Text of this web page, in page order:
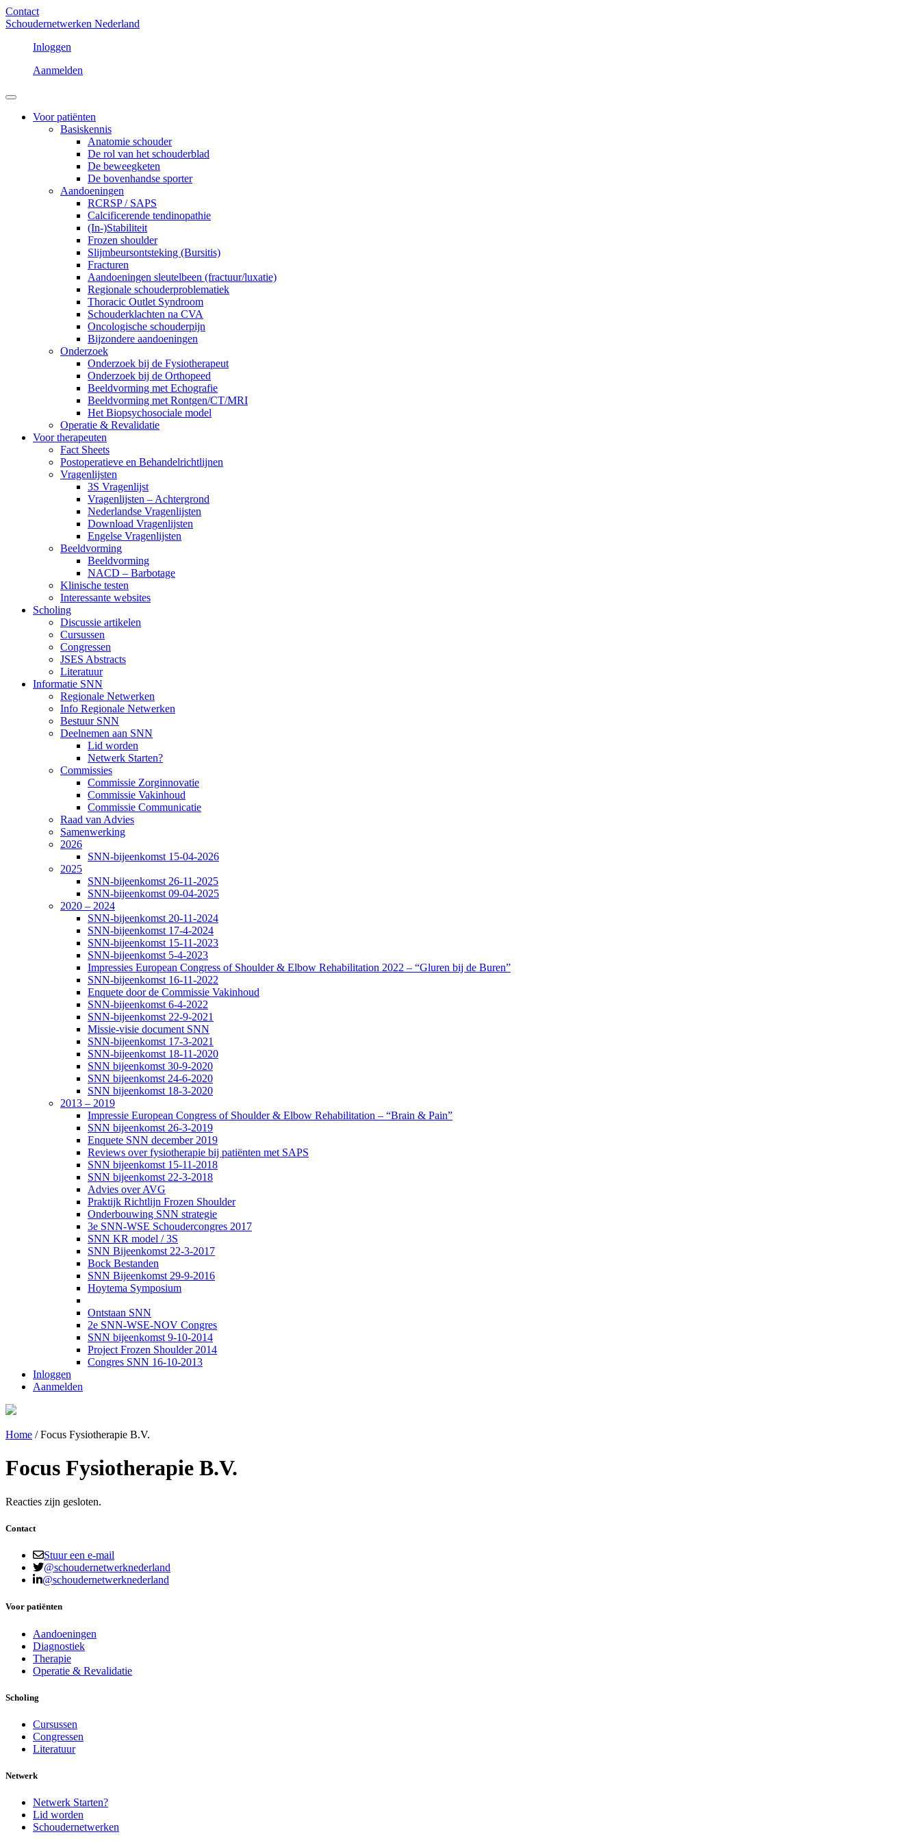
Contact
Schoudernetwerken Nederland
Inloggen
Aanmelden
Voor patiënten
Basiskennis
Anatomie schouder
De rol van het schouderblad
De beweegketen
De bovenhandse sporter
Aandoeningen
RCRSP / SAPS
Calcificerende tendinopathie
(In-)Stabiliteit
Frozen shoulder
Slijmbeursontsteking (Bursitis)
Fracturen
Aandoeningen sleutelbeen (fractuur/luxatie)
Regionale schouderproblematiek
Thoracic Outlet Syndroom
Schouderklachten na CVA
Oncologische schouderpijn
Bijzondere aandoeningen
Onderzoek
Onderzoek bij de Fysiotherapeut
Onderzoek bij de Orthopeed
Beeldvorming met Echografie
Beeldvorming met Rontgen/CT/MRI
Het Biopsychosociale model
Operatie & Revalidatie
Voor therapeuten
Fact Sheets
Postoperatieve en Behandelrichtlijnen
Vragenlijsten
3S Vragenlijst
Vragenlijsten – Achtergrond
Nederlandse Vragenlijsten
Download Vragenlijsten
Engelse Vragenlijsten
Beeldvorming
Beeldvorming
NACD – Barbotage
Klinische testen
Interessante websites
Scholing
Discussie artikelen
Cursussen
Congressen
JSES Abstracts
Literatuur
Informatie SNN
Regionale Netwerken
Info Regionale Netwerken
Bestuur SNN
Deelnemen aan SNN
Lid worden
Netwerk Starten?
Commissies
Commissie Zorginnovatie
Commissie Vakinhoud
Commissie Communicatie
Raad van Advies
Samenwerking
2026
SNN-bijeenkomst 15-04-2026
2025
SNN-bijeenkomst 26-11-2025
SNN-bijeenkomst 09-04-2025
2020 – 2024
SNN-bijeenkomst 20-11-2024
SNN-bijeenkomst 17-4-2024
SNN-bijeenkomst 15-11-2023
SNN-bijeenkomst 5-4-2023
Impressies European Congress of Shoulder & Elbow Rehabilitation 2022 – “Gluren bij de Buren”
SNN-bijeenkomst 16-11-2022
Enquete door de Commissie Vakinhoud
SNN-bijeenkomst 6-4-2022
SNN-bijeenkomst 22-9-2021
Missie-visie document SNN
SNN-bijeenkomst 17-3-2021
SNN-bijeenkomst 18-11-2020
SNN bijeenkomst 30-9-2020
SNN bijeenkomst 24-6-2020
SNN bijeenkomst 18-3-2020
2013 – 2019
Impressie European Congress of Shoulder & Elbow Rehabilitation – “Brain & Pain”
SNN bijeenkomst 26-3-2019
Enquete SNN december 2019
Reviews over fysiotherapie bij patiënten met SAPS
SNN bijeenkomst 15-11-2018
SNN bijeenkomst 22-3-2018
Advies over AVG
Praktijk Richtlijn Frozen Shoulder
Onderbouwing SNN strategie
3e SNN-WSE Schoudercongres 2017
SNN KR model / 3S
SNN Bijeenkomst 22-3-2017
Bock Bestanden
SNN Bijeenkomst 29-9-2016
Hoytema Symposium
Ontstaan SNN
2e SNN-WSE-NOV Congres
SNN bijeenkomst 9-10-2014
Project Frozen Shoulder 2014
Congres SNN 16-10-2013
Inloggen
Aanmelden
Home /Focus Fysiotherapie B.V.
Focus Fysiotherapie B.V.
Reacties zijn gesloten.
Contact
Stuur een e-mail
@schoudernetwerknederland
@schoudernetwerknederland
Voor patiënten
Aandoeningen
Diagnostiek
Therapie
Operatie & Revalidatie
Scholing
Cursussen
Congressen
Literatuur
Netwerk
Netwerk Starten?
Lid worden
Schoudernetwerken